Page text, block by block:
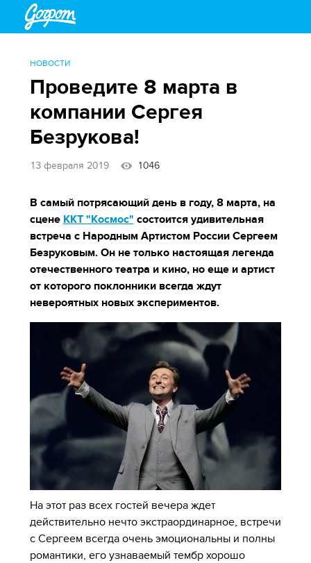
НОВОСТИ
Проведите 8 марта в
компании Сергея
Безрукова!
13 февраля 2019 1046
В самый потрясающий день в году, 8 марта, на
сцене ККТ "Космос" состоится удивительная
встреча с Народным Артистом России Сергеем
Безруковым. Он не только настоящая легенда
отечественного театра и кино, но еще и артист
от которого поклонники всегда ждут
невероятных новых экспериментов.
На этот раз всех гостей вечера ждет
действительно нечто экстраординарное, встречи
с Сергеем всегда очень эмоциональны и полны
романтики, его узнаваемый тембр хорошо